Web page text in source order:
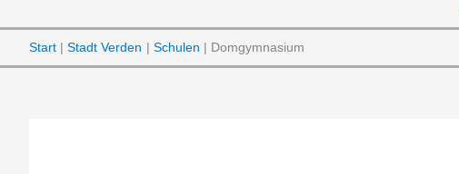
Start Stadt Verden Schulen Domgymnasium